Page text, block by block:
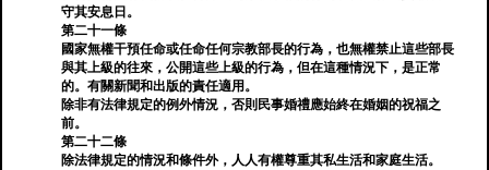
守其安息日。
第二十一條
國家無權干預任命或任命任何宗教部長的行為，也無權禁止這些部長
與其上級的往來，公開這些上級的行為，但在這種情況下，是正常
的。有關新聞和出版的責任適用。
除非有法律規定的例外情況，否則民事婚禮應始終在婚姻的祝福之
前。
第二十二條
除法律規定的情況和條件外，人人有權尊重其私生活和家庭生活。